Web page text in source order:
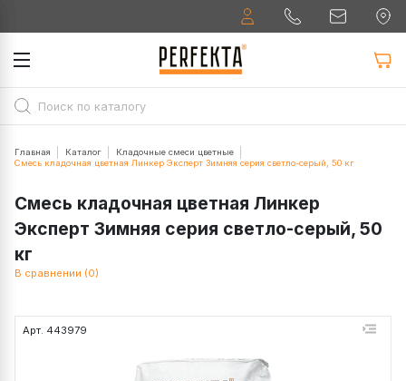
Главная Каталог
Кладочные смеси цветные
Смесь кладочная цветная Линкер Эксперт Зимняя серия светло-серый, 50 кг
Смесь кладочная цветная Линкер
Эксперт Зимняя серия светло-серый, 50
кг
В сравнении (0)
Арт. 443979